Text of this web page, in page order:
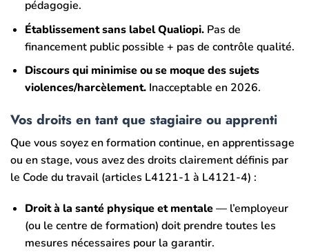
pédagogie.
Établissement sans label Qualiopi.Pas de
financement public possible + pas de contrôle qualité.
Discours qui minimise ou se moque des sujets
violences/harcèlement.Inacceptable en 2026.
Vos droits en tant que stagiaire ou apprenti
Que vous soyez en formation continue, en apprentissage
ou en stage, vous avez des droits clairement définis par
le Code du travail (articles L4121-1 à L4121-4) :
Droit à la santé physique et mentale— l’employeur
(ou le centre de formation) doit prendre toutes les
mesures nécessaires pour la garantir.